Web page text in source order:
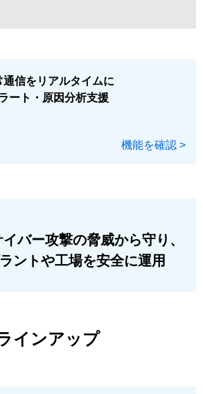
通信をリアルタイムに
ート・原因分析支援
機能を確認 >
バー攻撃の脅威から守り、
ントや工場を安全に運用
インアップ